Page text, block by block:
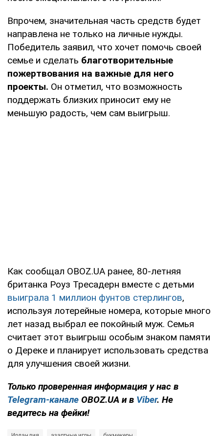
Впрочем, значительная часть средств будет
направлена не только на личные нужды.
Победитель заявил, что хочет помочь своей
семье и сделать благотворительные
пожертвования на важные для него
проекты. Он отметил, что возможность
поддержать близких приносит ему не
меньшую радость, чем сам выигрыш.
Как сообщал OBOZ.UA ранее, 80-летняя
британка Роуз Тресадерн вместе с детьми
выиграла 1 миллион фунтов стерлингов,
используя лотерейные номера, которые много
лет назад выбрал ее покойный муж. Семья
считает этот выигрыш особым знаком памяти
о Дереке и планирует использовать средства
для улучшения своей жизни.
Только проверенная информация у нас в
Telegram-канале OBOZ.UA и в Viber. Не
ведитесь на фейки!